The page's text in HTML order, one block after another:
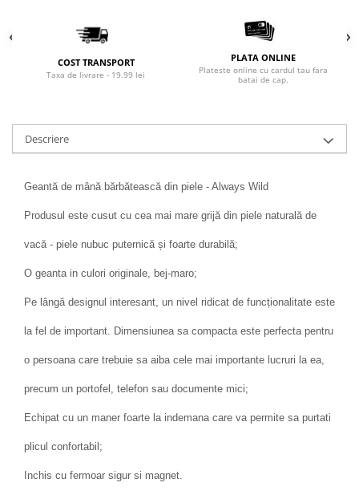
COST TRANSPORT
Taxa de livrare - 19.99 lei
PLATA ONLINE
Plateste online cu cardul tau fara
batai de cap.
Descriere
Geantă de mână bărbătească din piele - Always Wild
Produsul este cusut cu cea mai mare grijă din piele naturală de
vacă - piele nubuc puternică și foarte durabilă;
O geanta in culori originale, bej-maro;
Pe lângă designul interesant, un nivel ridicat de funcționalitate este
la fel de important. Dimensiunea sa compacta este perfecta pentru
o persoana care trebuie sa aiba cele mai importante lucruri la ea,
precum un portofel, telefon sau documente mici;
Echipat cu un maner foarte la indemana care va permite sa purtati
plicul confortabil;
Inchis cu fermoar sigur si magnet.